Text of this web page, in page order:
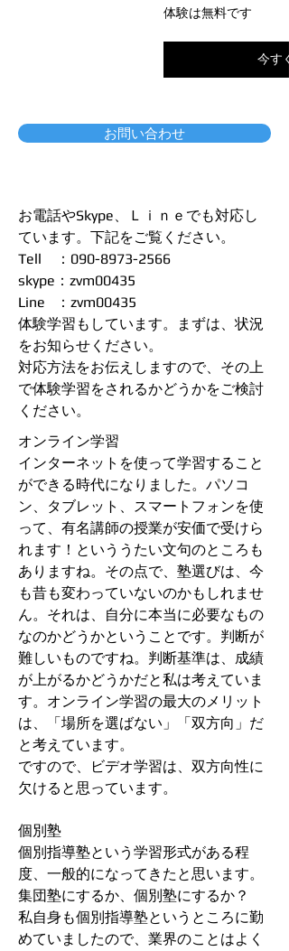
体
験
体験は無料です
今す
お問い合わせ
お電話やSkype、Ｌｉｎｅでも対応し
ています。下記をご覧ください。
Tell ：090-8973-2566
skype：zvm00435
Line ：zvm00435
体験学習もしています。まずは、状況
をお知らせください。
​対応方法をお伝えしますので、その上
で体験学習をされるかどうかをご検討
ください。
​オンライン学習
インターネットを使って学習すること
ができる時代になりました。パソコ
ン、タブレット、スマートフォンを使
って、有名講師の授業が安価で受けら
れます！といううたい文句のところも
ありますね。その点で、塾選びは、今
も昔も変わっていないのかもしれませ
ん。それは、自分に本当に必要なもの
なのかどうかということです。判断が
難しいものですね。判断基準は、成績
が上がるかどうかだと私は考えていま
す。オンライン学習の最大のメリット
は、「場所を選ばない」「双方向」だ
と考えています。
ですので、ビデオ学習は、双方向性に
欠けると思っています。
個別塾
個別指導塾という学習形式がある程
度、一般的になってきたと思います。
集団塾にするか、個別塾にするか？
私自身も個別指導塾というところに勤
めていましたので、業界のことはよく